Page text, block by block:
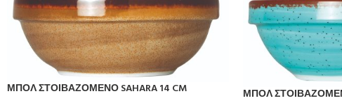
ΜΠΟΛ ΣΤΟΙΒΑΖΟΜΕΝΟ SAHARA 14 CM
ΜΠΟΛ